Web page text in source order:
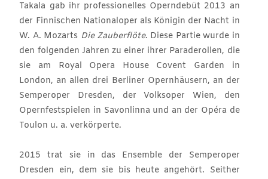
Takala gab ihr professionelles Operndebüt 2013 an
der Finnischen Nationaloper als Königin der Nacht in
W. A. Mozarts Die Zauberflöte. Diese Partie wurde in
den folgenden Jahren zu einer ihrer Parad­erollen, die
sie am Royal Opera House Covent Garden in
London, an allen drei Berliner Opernhäusern, an der
Semperoper Dresden, der Volksoper Wien, den
Opernfestspielen in Savonlinna und an der Opéra de
Toulon u. a. verkörperte.
2015 trat sie in das Ensemble der Semperoper
Dresden ein, dem sie bis heute angehört. Seither